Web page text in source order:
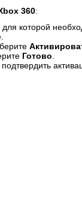
360:
которой
Готово